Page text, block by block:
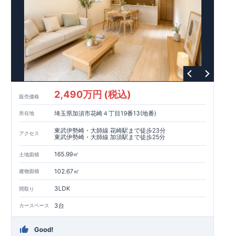
販売価格 2,490万円 (税込)
所在地 埼玉県加須市花崎４丁目19番13(地番)
アクセス
東武伊勢崎・大師線 花崎駅まで徒歩23分
東武伊勢崎・大師線 加須駅まで徒歩25分
土地面積 165.99㎡
建物面積 102.67㎡
間取り 3LDK
カースペース 3台
Good!